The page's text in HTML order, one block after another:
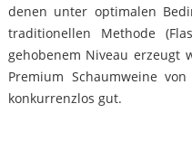
denen unter optimalen
traditionellen Methode
gehobenem Niveau erzeugt
Premium Schaumweine
konkurrenzlos gut.